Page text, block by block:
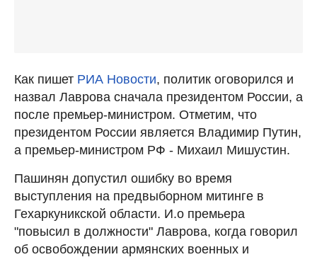
Как пишет РИА Новости, политик оговорился и
назвал Лаврова сначала президентом России, а
после премьер-министром. Отметим, что
президентом России является Владимир Путин,
а премьер-министром РФ - Михаил Мишустин.
Пашинян допустил ошибку во время
выступления на предвыборном митинге в
Гехаркуникской области. И.о премьера
"повысил в должности" Лаврова, когда говорил
об освобождении армянских военных и